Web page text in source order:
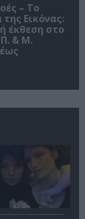
– Το
της Εικόνας:
έκθεση στο
& Μ.